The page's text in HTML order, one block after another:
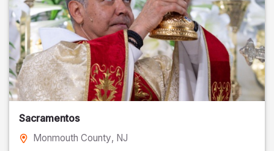
Sacramentos
Monmouth County, NJ